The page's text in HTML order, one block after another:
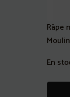
Râpe
En